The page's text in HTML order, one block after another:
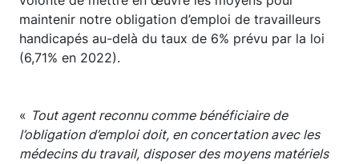
maintenir notre obligation d’emploi de travailleurs
handicapés au-delà du taux de 6% prévu par la loi
(6,71% en 2022).
« Tout agent reconnu comme bénéficiaire de
l’obligation d’emploi doit, en concertation avec les
médecins du travail, disposer des moyens matériels